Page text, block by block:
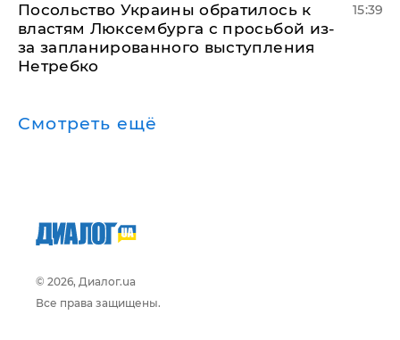
Посольство Украины обратилось к
властям Люксембурга с просьбой из-
за запланированного выступления
Нетребко
15:39
Смотреть ещё
© 2026, Диалог.ua
Все права защищены.